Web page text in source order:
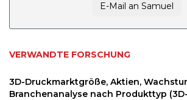
E-Mail an Samuel
VERWANDTE FORSCHUNG
3D-Druckmarktgröße, Aktien,
Branchenanalyse nach Produkttyp